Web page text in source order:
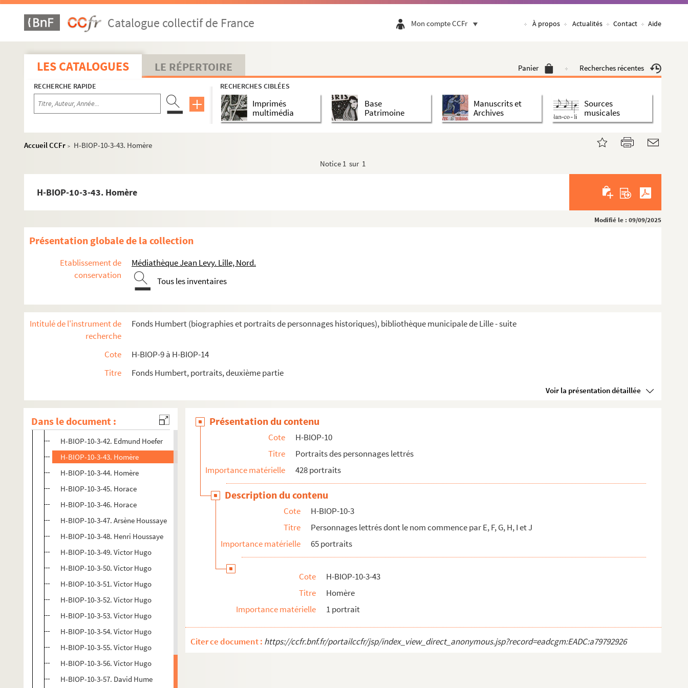
Catalogue collectif de France Mon compte CCFr À propos Actualités Contact Aide
LES CATALOGUES LE RÉPERTOIRE Panier Recherches récentes
RECHERCHE RAPIDE RECHERCHES CIBLÉES
Imprimés
multimédia
Base
Patrimoine
Manuscrits et
Archives
Sources
musicales
Accueil CCFr >
H-BIOP-10-3-43. Homère
Notice 1 sur 1
H-BIOP-10-3-43. Homère
Modifié le : 09/09/2025
Présentation globale de la collection
Etablissement de
conservation
Médiathèque Jean Levy. Lille, Nord.
Tous les inventaires
Intitulé de l'instrument de
recherche
Fonds Humbert (biographies et portraits de personnages historiques), bibliothèque municipale de Lille ​- suite
Cote
H-BIOP-9 à H-BIOP-14
Titre
Fonds Humbert, portraits, deuxième partie
Voir la présentation détaillée
Dans le document :
H-BIOP-10-3-16. Paul Féval
H-BIOP-10-3-17. Ferdinand Freiligrath
H-BIOP-10-3-18. Emile Gaboriau
H-BIOP-10-3-19. Théophile Gautier
H-BIOP-10-3-20. Théophile Gautier
H-BIOP-10-3-21. Chaise du poète Gay
H-BIOP-10-3-26. Emmanuel Gonzales
H-BIOP-10-3-29. Madame Guizot, mère
H-BIOP-10-3-31. Gyp, comtesse de Martel
H-BIOP-10-3-32. Hacklander
H-BIOP-10-3-34. Ludovic Halévy, de l'académie française
H-BIOP-10-3-35. Hennequin
H-BIOP-10-3-38. Paul Hervieu
H-BIOP-10-3-40. Jules Hetzel
H-BIOP-10-3-41. Jules Hetzel
H-BIOP-10-3-42. Edmund Hoefer
H-BIOP-10-3-43. Homère
H-BIOP-10-3-44. Homère
H-BIOP-10-3-45. Horace
H-BIOP-10-3-46. Horace
H-BIOP-10-3-47. Arsène Houssaye
H-BIOP-10-3-48. Henri Houssaye
H-BIOP-10-3-49. Victor Hugo
H-BIOP-10-3-50. Victor Hugo
H-BIOP-10-3-51. Victor Hugo
H-BIOP-10-3-52. Victor Hugo
H-BIOP-10-3-53. Victor Hugo
H-BIOP-10-3-54. Victor Hugo
H-BIOP-10-3-55. Victor Hugo
H-BIOP-10-3-56. Victor Hugo
H-BIOP-10-3-57. David Hume
Présentation du contenu
Cote
H-BIOP-10
Titre
Portraits des personnages lettrés
Importance matérielle
428 portraits
Description du contenu
Cote
H-BIOP-10-3
Titre
Personnages lettrés dont le nom commence par E, F, G, H, I et J
Importance matérielle
65 portraits
Cote
H-BIOP-10-3-43
Titre
Homère
Importance matérielle
1 portrait
Citer ce document : https://ccfr.bnf.fr/portailccfr/jsp/index_view_direct_anonymous.jsp?record=eadcgm:EADC:a79792926